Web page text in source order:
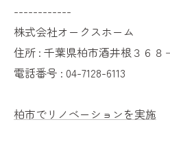
------------
株式会社オークスホーム
住所 : 千葉県柏市酒井根３６８
電話番号 : 04-7128-6113
柏市でリノベーションを実施